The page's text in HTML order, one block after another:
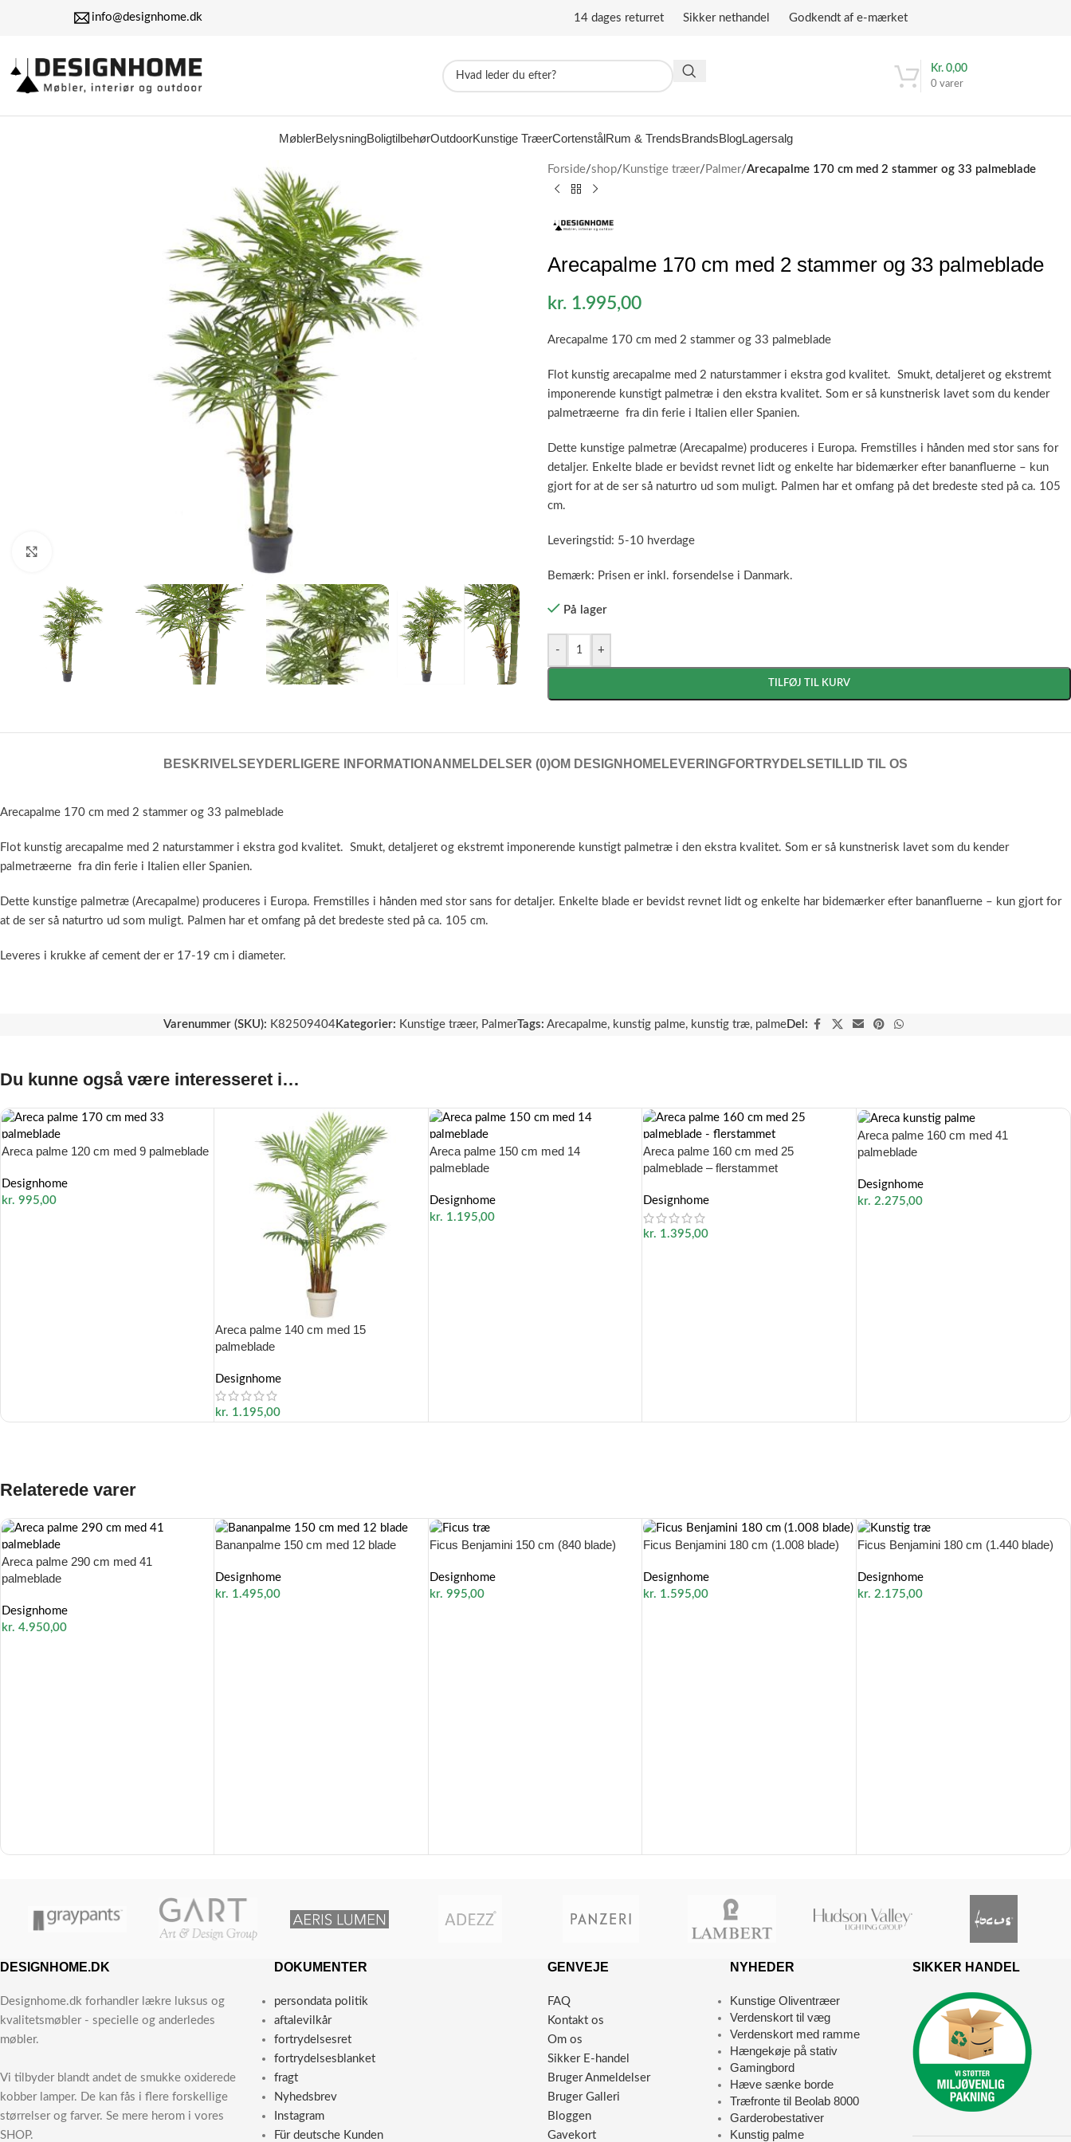
info@designhome.dk 14 dages returret Sikker nethandel Godkendt af e-mærket
0 varer
Kr.0,00
MøblerBelysningBoligtilbehørOutdoorKunstige TræerCortenstålRum & TrendsBrandsBlogLagersalg
Forside/shop/ Kunstige træer/ Palmer/Arecapalme 170 cm med 2 stammer og 33 palmeblade
Arecapalme 170 cm med 2 stammer og 33 palmeblade
kr. 1.995,00
Arecapalme 170 cm med 2 stammer og 33 palmeblade
Flot kunstig arecapalme med 2 naturstammer i ekstra god kvalitet. Smukt, detaljeret og ekstremt
imponerende kunstigt palmetræ i den ekstra kvalitet. Som er så kunstnerisk lavet som du kender
palmetræerne fra din ferie i Italien eller Spanien.
Dette kunstige palmetræ (Arecapalme) produceres i Europa. Fremstilles i hånden med stor sans for
detaljer. Enkelte blade er bevidst revnet lidt og enkelte har bidemærker efter bananfluerne – kun
gjort for at de ser så naturtro ud som muligt. Palmen har et omfang på det bredeste sted på ca. 105
cm.
Leveringstid: 5-10 hverdage
Bemærk: Prisen er inkl. forsendelse i Danmark.
På lager
- +
TILFØJ TIL KURV
BESKRIVELSEYDERLIGERE INFORMATION ANMELDELSER (0)OM DESIGNHOME LEVERINGFORTRYDELSETILLID TIL OS
Arecapalme 170 cm med 2 stammer og 33 palmeblade
Flot kunstig arecapalme med 2 naturstammer i ekstra god kvalitet. Smukt, detaljeret og ekstremt imponerende kunstigt palmetræ i den ekstra kvalitet. Som er så kunstnerisk lavet som du kender
palmetræerne fra din ferie i Italien eller Spanien.
Dette kunstige palmetræ (Arecapalme) produceres i Europa. Fremstilles i hånden med stor sans for detaljer. Enkelte blade er bevidst revnet lidt og enkelte har bidemærker efter bananfluerne – kun gjort for
at de ser så naturtro ud som muligt. Palmen har et omfang på det bredeste sted på ca. 105 cm.
Leveres i krukke af cement der er 17-19 cm i diameter.
Varenummer (SKU): K82509404Kategorier: Kunstige træer, PalmerTags: Arecapalme, kunstig palme, kunstig træ, palmeDel:
Du kunne også være interesseret i…
Areca palme 120 cm med 9 palmeblade
Designhome
kr. 995,00
Areca palme 140 cm med 15
palmeblade
Designhome
kr. 1.195,00
Areca palme 150 cm med 14
palmeblade
Designhome
kr. 1.195,00
Areca palme 160 cm med 25
palmeblade – flerstammet
Designhome
kr. 1.395,00
Areca palme 160 cm med 41
palmeblade
Designhome
kr. 2.275,00
Relaterede varer
Areca palme 290 cm med 41
palmeblade
Designhome
kr. 4.950,00
Bananpalme 150 cm med 12 blade
Designhome
kr. 1.495,00
Ficus Benjamini 150 cm (840 blade)
Designhome
kr. 995,00
Ficus Benjamini 180 cm (1.008 blade)
Designhome
kr. 1.595,00
Ficus Benjamini 180 cm (1.440 blade)
Designhome
kr. 2.175,00
DESIGNHOME.DK
Designhome.dk forhandler lækre luksus og
kvalitetsmøbler - specielle og anderledes
møbler.
Vi tilbyder blandt andet de smukke oxiderede
kobber lamper. De kan fås i flere forskellige
størrelser og farver. Se mere herom i vores
SHOP.
DOKUMENTER
persondata politik
aftalevilkår
fortrydelsesret
fortrydelsesblanket
fragt
Nyhedsbrev
Instagram
Für deutsche Kunden
GENVEJE
FAQ
Kontakt os
Om os
Sikker E-handel
Bruger Anmeldelser
Bruger Galleri
Bloggen
Gavekort
NYHEDER
Kunstige Oliventræer
Verdenskort til væg
Verdenskort med ramme
Hængekøje på stativ
Gamingbord
Hæve sænke borde
Træfronte til Beolab 8000
Garderobestativer
Kunstig palme
SIKKER HANDEL